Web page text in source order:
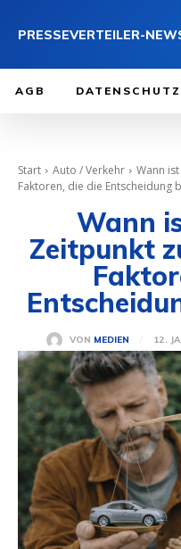
PRESSEVERTEILER-
AGB
Start Auto / Verkehr
Wann
Faktoren, die die Entscheidung
Wann
Zeitpunkt
VON MEDIEN 12.